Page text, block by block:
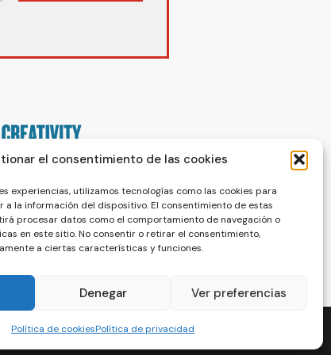
el consentimiento de las cookies
experiencias, utilizamos tecnologías como las cookies para
a la información del dispositivo. El consentimiento de estas
procesar datos como el comportamiento de navegación o
en este sitio. No consentir o retirar el consentimiento,
a ciertas características y funciones.
Denegar Ver preferencias
Política de cookiesPolítica de privacidad